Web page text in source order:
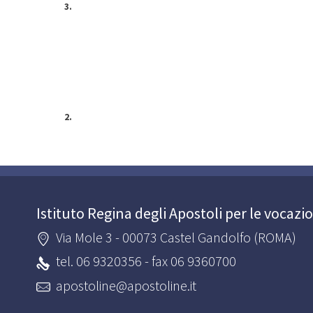
3.
2.
Istituto Regina degli Apostoli per le
Via Mole 3 - 00073 Castel Gandolfo (ROMA)
tel. 06 9320356 - fax 06 9360700
apostoline@apostoline.it